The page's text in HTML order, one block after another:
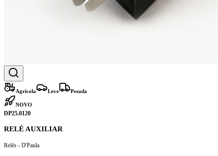
Agrícola Leve Pesada
NOVO
DP25.0120
RELÉ AUXILIAR
Relés - D'Paula